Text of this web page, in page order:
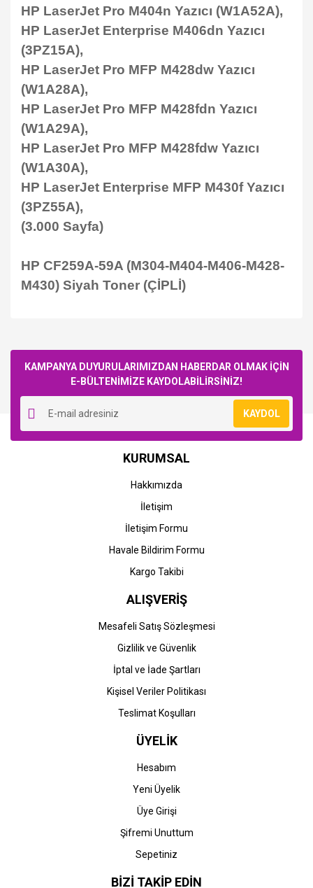
HP LaserJet Pro M404n Yazıcı (W1A52A),
HP LaserJet Enterprise M406dn Yazıcı
(3PZ15A),
HP LaserJet Pro MFP M428dw Yazıcı
(W1A28A),
HP LaserJet Pro MFP M428fdn Yazıcı
(W1A29A),
HP LaserJet Pro MFP M428fdw Yazıcı
(W1A30A),
HP LaserJet Enterprise MFP M430f Yazıcı
(3PZ55A),
(3.000 Sayfa)
HP CF259A-59A (M304-M404-M406-M428-
M430) Siyah Toner (ÇİPLİ)
Yorum Yaz
Yazıcı (W1A53A) &
0,00 TL
STOK BİLGİSİNİ SORUNUZ
HP LaserJet Pro M404dw
Yazıcı (W1A56A) &
(CF259A-CF259X)
STOK BİLGİSİNİ SORUNUZ
HP
HP LaserJet Pro M404n
Yazıcı (W1A52A) &
(CF259A-CF259X)
0,00 TL
STOK BİLGİSİNİ SORUNUZ
HP LaserJet Pro MFP
HP
HP LaserJet Pro MFP
KAMPANYA DUYURULARIMIZDAN HABERDAR OLMAK İÇİN
E-BÜLTENİMİZE KAYDOLABİLİRSİNİZ!
KAYDOL
KURUMSAL
Hakkımızda
İletişim
İletişim Formu
Havale Bildirim Formu
Kargo Takibi
ALIŞVERİŞ
Mesafeli Satış Sözleşmesi
Gizlilik ve Güvenlik
İptal ve İade Şartları
Kişisel Veriler Politikası
Teslimat Koşulları
ÜYELİK
Hesabım
Yeni Üyelik
Üye Girişi
Şifremi Unuttum
Sepetiniz
BİZİ TAKİP EDİN